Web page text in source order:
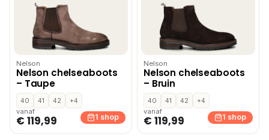
Nelson
Nelson chelseaboots
– Taupe
40 41 42
+4
vanaf
€ 119,99 1 shop
Nelson
Nelson chelseaboots
– Bruin
40 41 42
+4
vanaf
€ 119,99 1 shop